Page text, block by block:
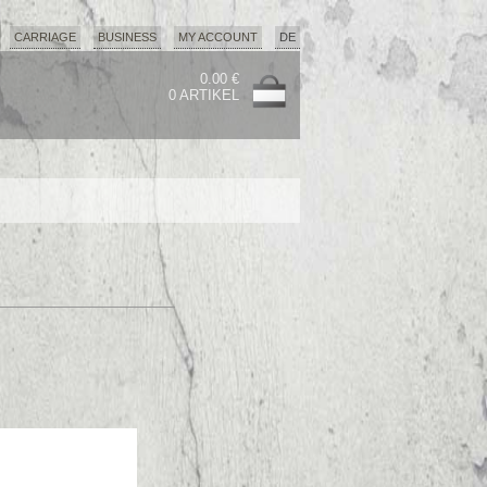
CARRIAGE BUSINESS MY ACCOUNT DE
0.00 €
0 ARTIKEL